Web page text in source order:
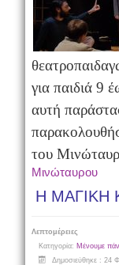
για παιδιά 9
αυτή
του
Μινώταυρου
Η ΜΑΓΙΚΗ
Λεπτομέρειες
Κατηγορία: Μένουμε
Δημοσιεύθηκε : 24